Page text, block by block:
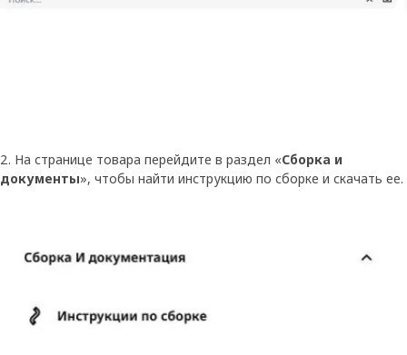
2. На странице товара перейдите в раздел «Сборка и
документы», чтобы найти инструкцию по сборке и скачать ее.